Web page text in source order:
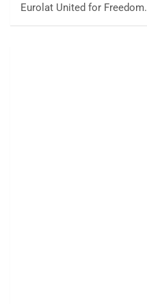
Eurolat United for Freedom.